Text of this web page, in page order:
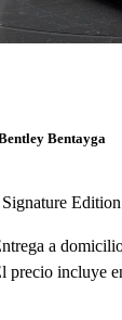
Bentayga
a
precio incluye